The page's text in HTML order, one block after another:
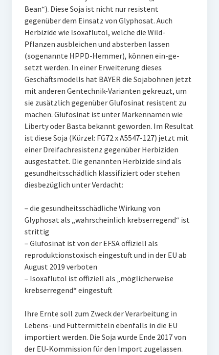
Bean“). Diese Soja ist nicht nur resistent
gegenüber dem Einsatz von Glyphosat. Auch
Herbizide wie Isoxaflutol, welche die Wild-
Pflanzen ausbleichen und absterben lassen
(sogenannte HPPD-Hemmer), können ein-ge-
setzt werden. In einer Erweiterung dieses
Geschäftsmodells hat BAYER die Sojabohnen jetzt
mit anderen Gentechnik-Varianten gekreuzt, um
sie zusätzlich gegenüber Glufosinat resistent zu
machen. Glufosinat ist unter Markennamen wie
Liberty oder Basta bekannt geworden. Im Resultat
ist diese Soja (Kürzel: FG72 x A5547-127) jetzt mit
einer Dreifachresistenz gegenüber Herbiziden
ausgestattet. Die genannten Herbizide sind als
gesundheitsschädlich klassifiziert oder stehen
diesbezüglich unter Verdacht:
– die gesundheitsschädliche Wirkung von
Glyphosat als „wahrscheinlich krebserregend“ ist
strittig
– Glufosinat ist von der EFSA offiziell als
reproduktionstoxisch eingestuft und in der EU ab
August 2019 verboten
– Isoxaflutol ist offiziell als „möglicherweise
krebserregend“ eingestuft
Ihre Ernte soll zum Zweck der Verarbeitung in
Lebens- und Futtermitteln ebenfalls in die EU
importiert werden. Die Soja wurde Ende 2017 von
der EU-Kommission für den Import zugelassen.